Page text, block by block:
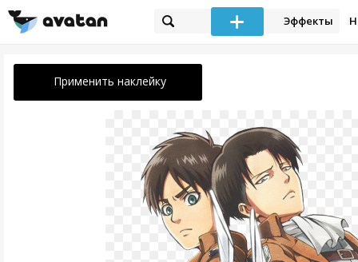
Эффекты
Применить наклейку